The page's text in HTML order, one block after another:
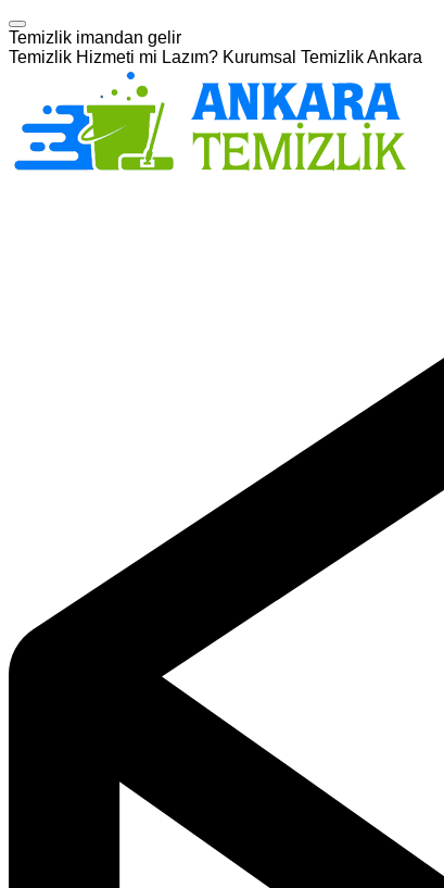
Temizlik imandan gelir
Temizlik Hizmeti mi Lazım? Kurumsal Temizlik Ankara